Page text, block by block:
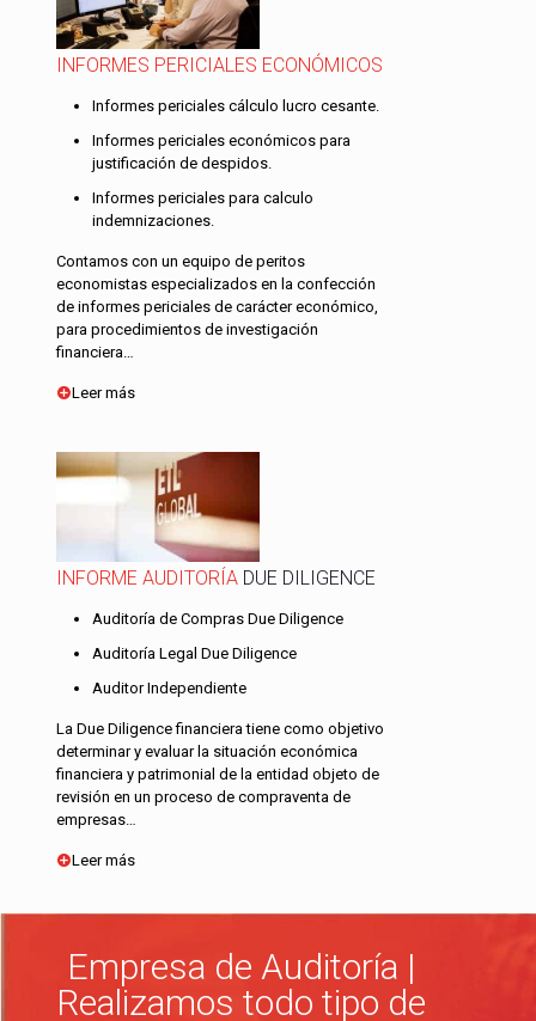
INFORMES PERICIALES ECONÓMICOS
Informes periciales cálculo lucro cesante.
Informes periciales económicos para
justificación de despidos.
Informes periciales para calculo
indemnizaciones.
Contamos con un equipo de peritos
economistas especializados en la confección
de informes periciales de carácter económico,
para procedimientos de investigación
financiera…
Leer más
INFORME AUDITORÍA DUE DILIGENCE
Auditoría de Compras Due Diligence
Auditoría Legal Due Diligence
Auditor Independiente
La Due Diligence financiera tiene como objetivo
determinar y evaluar la situación económica
financiera y patrimonial de la entidad objeto de
revisión en un proceso de compraventa de
empresas…
Leer más
Empresa de Auditoría |
Realizamos todo tipo de